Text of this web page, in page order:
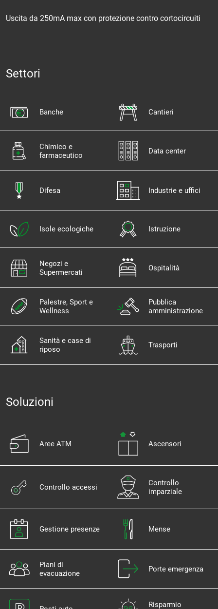
Uscita da 250mA max con protezione contro cortocircuiti
Settori
Banche Cantieri
Chimico e
farmaceutico
Data center
Difesa Industrie e uffici
Isole ecologiche Istruzione
Negozi e
Supermercati
Ospitalità
Palestre, Sport e
Wellness
Pubblica
amministrazione
Sanità e case di
riposo
Trasporti
Soluzioni
Aree ATM Ascensori
Controllo accessi
Controllo
imparziale
Gestione presenze Mense
Piani di
evacuazione
Porte emergenza
Risparmio